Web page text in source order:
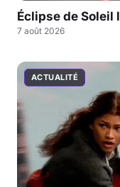
Éclipse de Soleil
7 août 2026
ACTUALITÉ